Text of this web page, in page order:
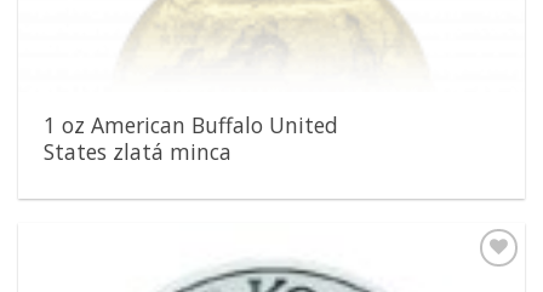
1 oz American Buffalo United
States zlatá minca